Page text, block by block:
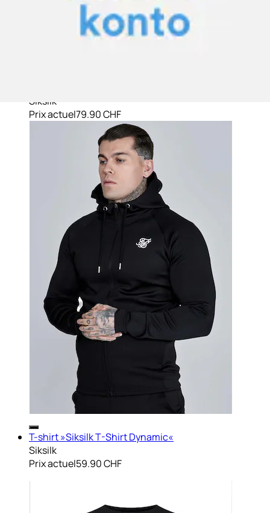
Siksilk
Prix actuel79.90 CHF
T-shirt »Siksilk T-Shirt Dynamic«
Siksilk
Prix actuel59.90 CHF